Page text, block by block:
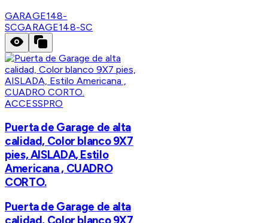
GARAGE148-
SCGARAGE148-SC
ACCESSPRO
Puerta de Garage de alta
calidad, Color blanco 9X7
pies, AISLADA, Estilo
Americana , CUADRO
CORTO.
Puerta de Garage de alta